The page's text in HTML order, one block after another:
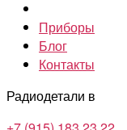
Приборы
Блог
Контакты
Радиодетали в